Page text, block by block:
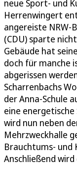
neue Sport- und
Herrenwingert
angereiste NRW-
(CDU) sparte
Gebäude hat
doch für manche
abgerissen
Scharrenbachs
der Anna-Schule
eine
wird nun neben
Mehrzweckhalle
Brauchtums-
Anschließend